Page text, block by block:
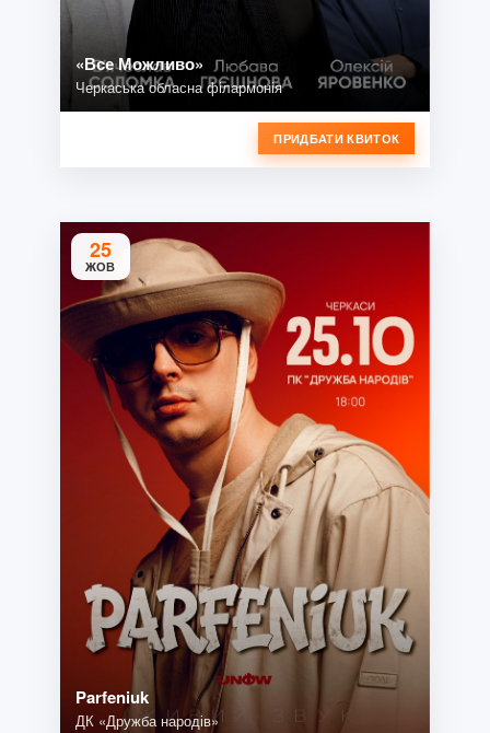
«Все Можливо»
Черкаська обласна філармонія
ПРИДБАТИ КВИТОК
25
ЖОВ
Parfeniuk
ДК «Дружба народів»